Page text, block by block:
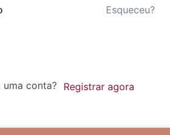
Esqueceu?
uma conta? Registrar agora